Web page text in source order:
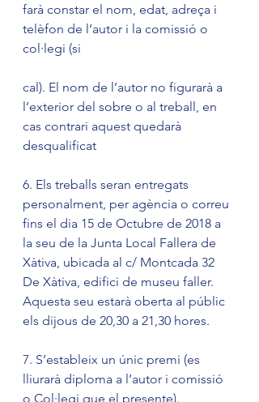
farà constar el nom, edat, adreça i
telèfon de l’autor i la comissió o
col·legi (si
cal). El nom de l’autor no figurarà a
l’exterior del sobre o al treball, en
cas contrari aquest quedarà
desqualificat
6. Els treballs seran entregats
personalment, per agència o correu
fins el dia 15 de Octubre de 2018 a
la seu de la Junta Local Fallera de
Xàtiva, ubicada al c/ Montcada 32
De Xàtiva, edifici de museu faller.
Aquesta seu estarà oberta al públic
els dijous de 20,30 a 21,30 hores.
7. S’estableix un únic premi (es
lliurarà diploma a l’autor i comissió
o Col·legi que el presente).